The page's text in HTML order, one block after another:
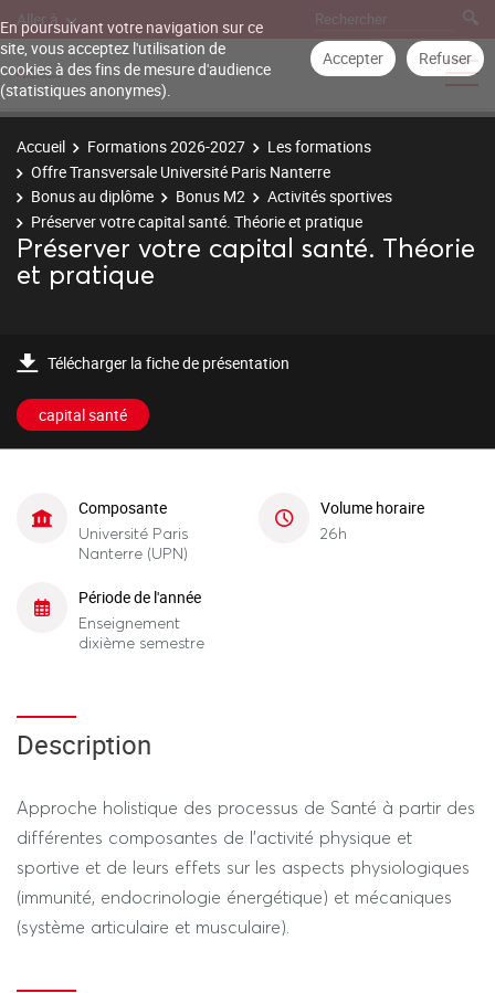
En poursuivant votre navigation sur ce
site, vous acceptez l'utilisation de
cookies à des fins de mesure d'audience
(statistiques anonymes).
Accepter Refuser
Aller à
Accueil Formations 2026-2027
Les formations
Offre Transversale Université Paris Nanterre
Bonus au diplôme
Bonus M2
Activités sportives
Préserver votre capital santé. Théorie et pratique
Préserver votre capital santé. Théorie
et pratique
Télécharger la fiche de présentation
capital santé
Composante
Université Paris
Nanterre (UPN)
Volume horaire
26h
Période de l'année
Enseignement
dixième semestre
Description
Approche holistique des processus de Santé à partir des
différentes composantes de l'activité physique et
sportive et de leurs effets sur les aspects physiologiques
(immunité, endocrinologie énergétique) et mécaniques
(système articulaire et musculaire).